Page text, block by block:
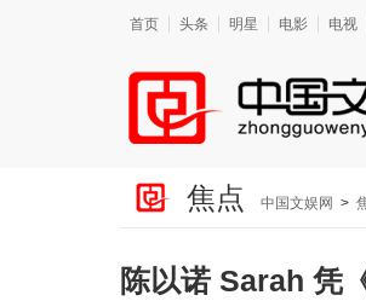
首页 头条 明星 电影 电视
焦点 中国文娱网 >
陈以诺 Sarah 凭